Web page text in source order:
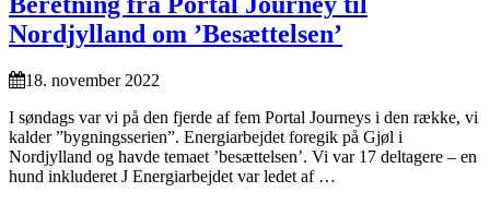
Nordjylland om ’Besættelsen’
18. november 2022
I søndags var vi på den fjerde af fem Portal Journeys i den række, vi
kalder ”bygningsserien”. Energiarbejdet foregik på Gjøl i
Nordjylland og havde temaet ’besættelsen’. Vi var 17 deltagere – en
hund inkluderet J Energiarbejdet var ledet af …